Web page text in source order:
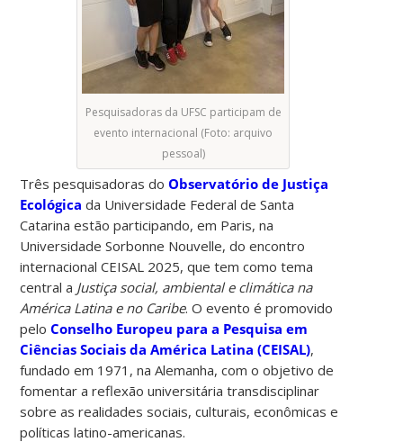
Pesquisadoras da UFSC participam de
evento internacional (Foto: arquivo
pessoal)
Três pesquisadoras doObservatório de Justiça
Ecológicada Universidade Federal de Santa
Catarina estão participando, em Paris, na
Universidade Sorbonne Nouvelle, do encontro
internacional CEISAL 2025, que tem como tema
central a Justiça social, ambiental e climática na
América Latina e no Caribe. O evento é promovido
pelo Conselho Europeu para a Pesquisa em
Ciências Sociais da América Latina (CEISAL),
fundado em 1971, na Alemanha, com o objetivo de
fomentar a reflexão universitária transdisciplinar
sobre as realidades sociais, culturais, econômicas e
políticas latino-americanas.